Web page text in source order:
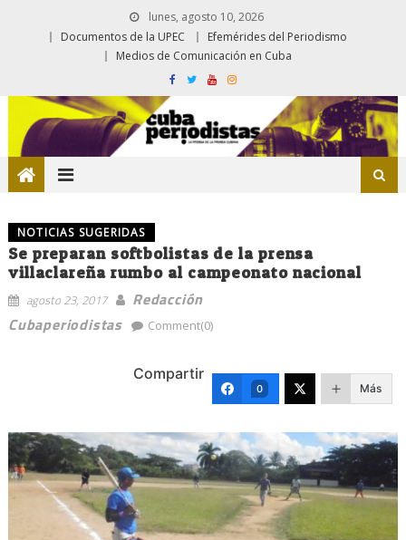
lunes, agosto 10, 2026
Documentos de la UPEC
Efemérides del Periodismo
Medios de Comunicación en Cuba
NOTICIAS SUGERIDAS
Se preparan softbolistas de la prensa
villaclareña rumbo al campeonato nacional
agosto 23, 2017
Redacción
Cubaperiodistas
Comment(0)
Compartir
0 Más